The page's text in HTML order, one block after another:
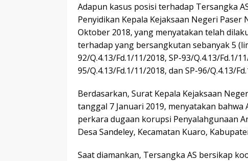
Adapun kasus posisi terhadap Tersangka
Penyidikan Kepala Kejaksaan Negeri
Oktober 2018, yang menyatakan telah
terhadap yang bersangkutan sebanyak 5
92/Q.4.13/Fd.1/11/2018, SP-93/Q.4.13/Fd.1/
95/Q.4.13/Fd.1/11/2018, dan SP-96/Q.4.13/
Berdasarkan, Surat Kepala Kejaksaan
tanggal 7 Januari 2019, menyatakan
perkara dugaan korupsi Penyalahgunaan
Desa Sandeley, Kecamatan Kuaro,
Saat diamankan, Tersangka AS bersikap